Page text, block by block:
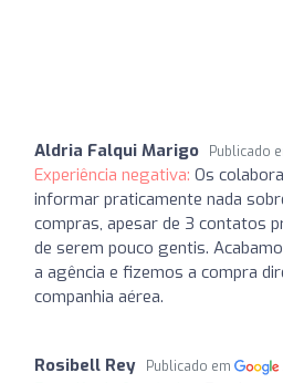
Aldria Falqui Marigo Publicado
Experiência negativa: Os
informar praticamente nada
compras, apesar de 3 contatos
de serem pouco gentis.
a agência e fizemos a compra
companhia aérea.
Rosibell Rey Publicado em